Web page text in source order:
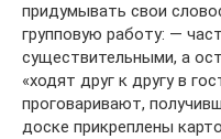
придумывать свои
групповую работу: —
существительными, а
«ходят друг к другу в
проговаривают,
доске прикреплены